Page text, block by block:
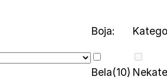
Boja:
Bela(10)